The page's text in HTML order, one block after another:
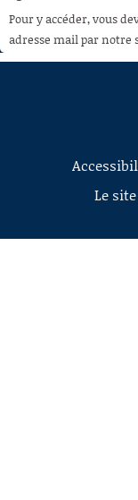
RECHERCHE
AIDE À LA DÉCOUPE
DE VIDÉOS
Pour y accéder, vous
adresse mail par notre
Le